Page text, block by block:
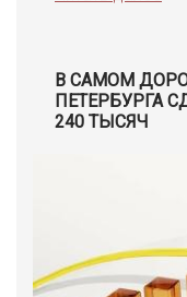
В САМОМ
ПЕТЕРБУРГА
240 ТЫСЯЧ